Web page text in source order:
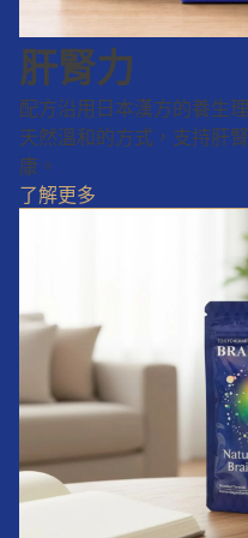
肝腎力
配方沿用日本漢方的養生
天然溫和的方式，支持肝
康。
了解更多